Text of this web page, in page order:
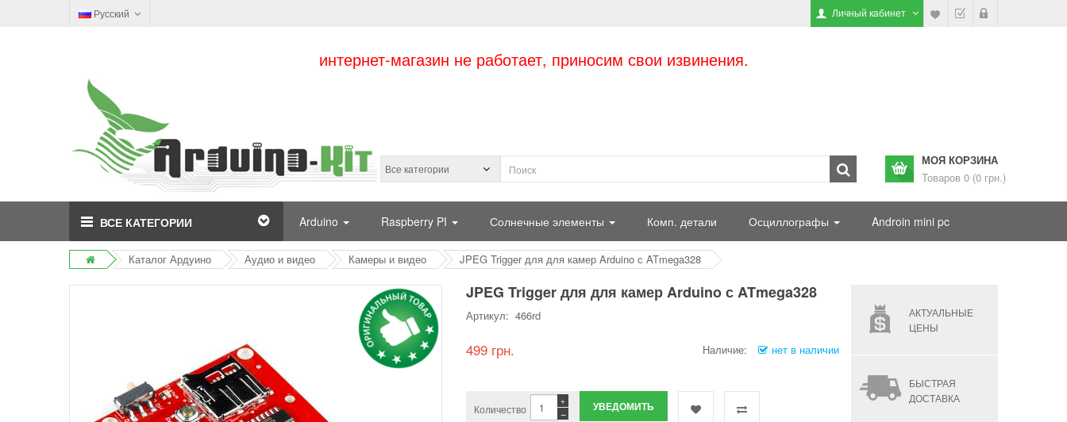
Русский Личный кабинет
интернет-магазин не работает, приносим свои извинения.
МОЯ КОРЗИНА
Товаров 0 (0 грн.)
ВСЕ КАТЕГОРИИ Arduino Raspberry PI Солнечные элементы Комп. детали Осциллографы Androin mini pc
Каталог Ардуино Аудио и видео Камеры и видео JPEG Trigger для для камер Arduino с ATmega328
JPEG Trigger для для камер Arduino с ATmega328
Артикул: 466rd
499 грн. Наличие: нет в наличии
Количество −
+ УВЕДОМИТЬ
АКТУАЛЬНЫЕ
ЦЕНЫ
БЫСТРАЯ
ДОСТАВКА